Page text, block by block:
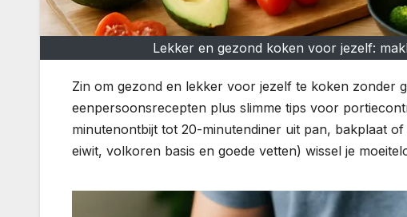
Lekker en gezond koken voor jezelf:
Zin om gezond en lekker voor jezelf te koken zonder
eenpersoonsrecepten plus slimme tips voor
minutenontbijt tot 20-minutendiner uit pan, bakplaat
eiwit, volkoren basis en goede vetten) wissel je